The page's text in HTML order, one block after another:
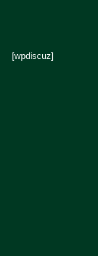
[wpdiscuz]